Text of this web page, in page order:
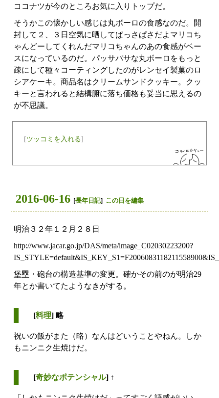
ココナツが今のところお気に入りトップだ。
そうかこの懐かしい感じは丸ボーロの食感なのだ。開
封して２、３日空気に晒してぱっさぱさだよマリコち
ゃんどーしてくれんだマリコちゃんのあの食感がベー
スになっているのだ。パッサパサな丸ボーロをもっと
疎にして種々コーティングしたのがレンセイ製菓のロ
シアケーキ。商品名はクリームサンドクッキー。クッ
キーと言われると結構腑に落ち価格も妥当に思えるの
が不思議。
[ツッコミを入れる]
2016-06-16 [長年日記] この日を編集
明治３２年１２月２８日
http://www.jacar.go.jp/DAS/meta/image_C02030223200?
堡塁・砲台の構造基準の変更。確かその前のが明治29
年とか書いてたようなきがする。
[料理] 略
祝いの飯がまた（略）なんはどいうことやねん。しか
もニンニク生焼けだ。
[奇妙なポテンシャル] ↑